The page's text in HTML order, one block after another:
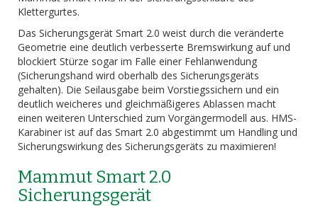
Klettergurtes.
Das Sicherungsgerät Smart 2.0 weist durch die veränderte
Geometrie eine deutlich verbesserte Bremswirkung auf und
blockiert Stürze sogar im Falle einer Fehlanwendung
(Sicherungshand wird oberhalb des Sicherungsgeräts
gehalten). Die Seilausgabe beim Vorstiegssichern und ein
deutlich weicheres und gleichmäßigeres Ablassen macht
einen weiteren Unterschied zum Vorgängermodell aus. HMS-
Karabiner ist auf das Smart 2.0 abgestimmt um Handling und
Sicherungswirkung des Sicherungsgeräts zu maximieren!
Mammut Smart 2.0
Sicherungsgerät